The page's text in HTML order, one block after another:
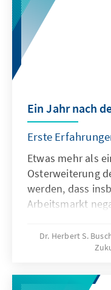
Ein Jahr nach
Erste
Etwas mehr als
Osterweiterung
werden, dass
Arbeitsmarkt
bestimmte
Berufsgruppen.
Dr. Herbert S.